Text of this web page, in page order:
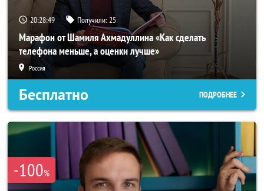
20:28:47 Получили:25
Марафон от Шамиля Ахмадуллина «Как сделать
телефона меньше, а оценки лучше»
Россия
Бесплатно ПОДРОБНЕЕ
-100%